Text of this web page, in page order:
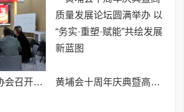
喀什家电行业协会召开动员会 全力备战1月15日国补政策落地 黄埔会十周年庆典暨高质量发展论坛圆满举办 ​以“务实·重塑·赋能”共绘发展新蓝图